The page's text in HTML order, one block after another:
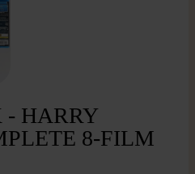
- HARRY
8-FILM